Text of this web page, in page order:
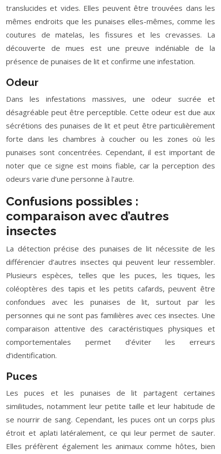
translucides et vides. Elles peuvent être trouvées dans les
mêmes endroits que les punaises elles-mêmes, comme les
coutures de matelas, les fissures et les crevasses. La
découverte de mues est une preuve indéniable de la
présence de punaises de lit et confirme une infestation.
Odeur
Dans les infestations massives, une odeur sucrée et
désagréable peut être perceptible. Cette odeur est due aux
sécrétions des punaises de lit et peut être particulièrement
forte dans les chambres à coucher ou les zones où les
punaises sont concentrées. Cependant, il est important de
noter que ce signe est moins fiable, car la perception des
odeurs varie d’une personne à l’autre.
Confusions possibles :
comparaison avec d’autres
insectes
La détection précise des punaises de lit nécessite de les
différencier d’autres insectes qui peuvent leur ressembler.
Plusieurs espèces, telles que les puces, les tiques, les
coléoptères des tapis et les petits cafards, peuvent être
confondues avec les punaises de lit, surtout par les
personnes qui ne sont pas familières avec ces insectes. Une
comparaison attentive des caractéristiques physiques et
comportementales permet d’éviter les erreurs
d’identification.
Puces
Les puces et les punaises de lit partagent certaines
similitudes, notamment leur petite taille et leur habitude de
se nourrir de sang. Cependant, les puces ont un corps plus
étroit et aplati latéralement, ce qui leur permet de sauter.
Elles préfèrent également les animaux comme hôtes, bien